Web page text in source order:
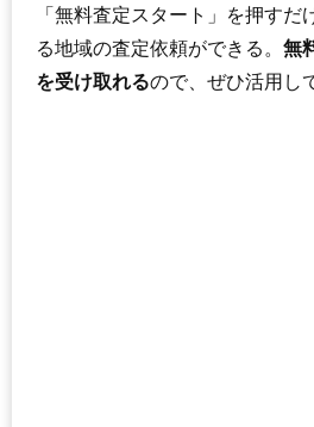
「無料査定スタート」を押すだ
る地域の査定依頼ができる。 無
を受け取れるので、ぜひ活用し